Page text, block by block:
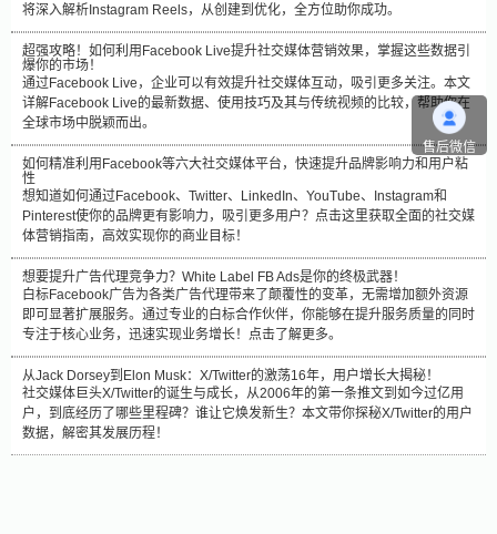
将深入解析Instagram Reels，从创建到优化，全方位助你成功。
超强攻略！如何利用Facebook Live提升社交媒体营销效果，掌握这些数据引
爆你的市场！
通过Facebook Live，企业可以有效提升社交媒体互动，吸引更多关注。本文
详解Facebook Live的最新数据、使用技巧及其与传统视频的比较，帮助你在
全球市场中脱颖而出。
如何精准利用Facebook等六大社交媒体平台，快速提升品牌影响力和用户粘
性
想知道如何通过Facebook、Twitter、LinkedIn、YouTube、Instagram和
Pinterest使你的品牌更有影响力，吸引更多用户？点击这里获取全面的社交媒
体营销指南，高效实现你的商业目标！
想要提升广告代理竞争力？White Label FB Ads是你的终极武器！
白标Facebook广告为各类广告代理带来了颠覆性的变革，无需增加额外资源
即可显著扩展服务。通过专业的白标合作伙伴，你能够在提升服务质量的同时
专注于核心业务，迅速实现业务增长！点击了解更多。
从Jack Dorsey到Elon Musk：X/Twitter的激荡16年，用户增长大揭秘！
社交媒体巨头X/Twitter的诞生与成长，从2006年的第一条推文到如今过亿用
户，到底经历了哪些里程碑？谁让它焕发新生？本文带你探秘X/Twitter的用户
数据，解密其发展历程！
售后微信